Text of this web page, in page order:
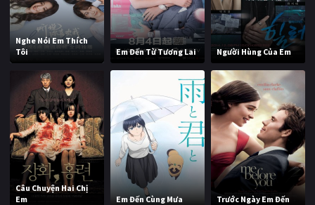
Nghe Nói Em Thích
Tôi
Em Đến Từ Tương Lai Người Hùng Của Em
Câu Chuyện Hai Chị
Em
Em Đến Cùng Mưa Trước Ngày Em Đến